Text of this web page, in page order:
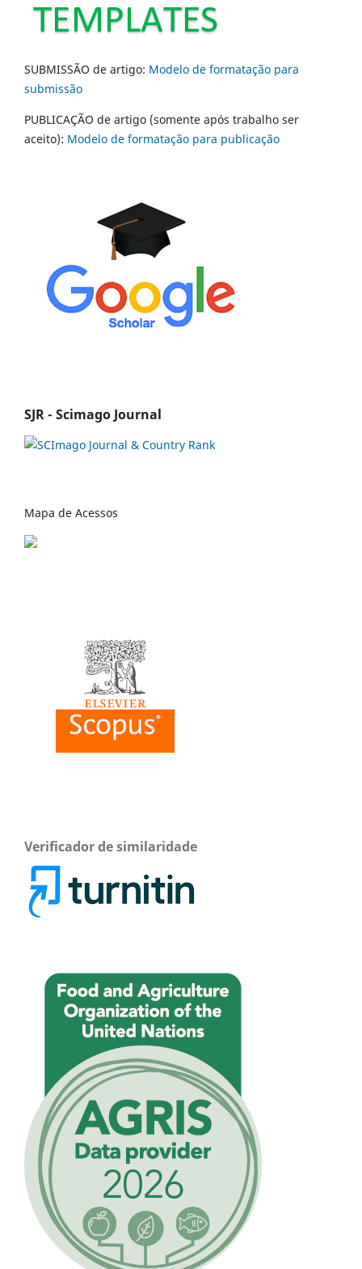
SUBMISSÃO de artigo: Modelo de formatação para
submissão
PUBLICAÇÃO de artigo (somente após trabalho ser
aceito): Modelo de formatação para publicação
SJR - Scimago Journal
Mapa de Acessos
Verificador de similaridade